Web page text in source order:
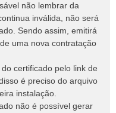
não lembrar da
inválida, não será
Sendo assim, emitirá
uma nova contratação
certificado pelo link de
é preciso do arquivo
instalação.
não é possível gerar